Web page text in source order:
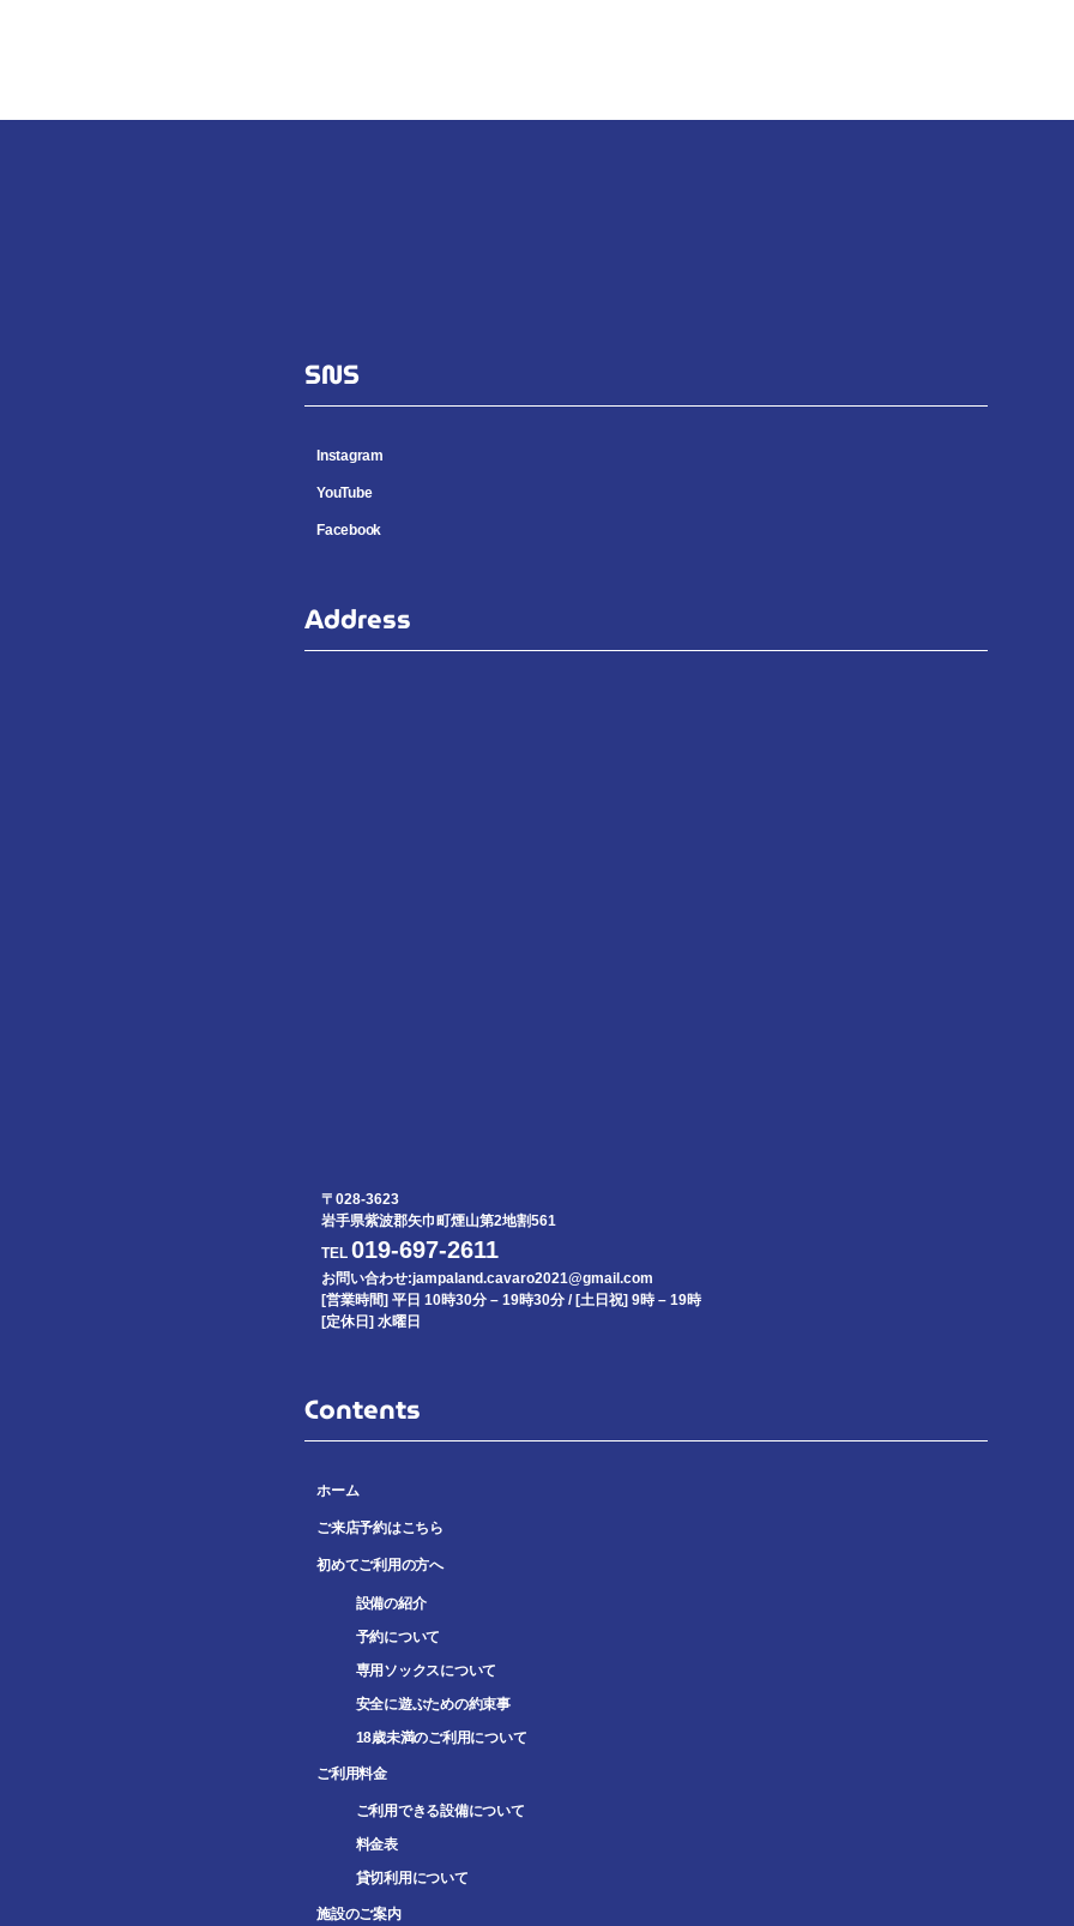
SNS
Instagram
YouTube
Facebook
Address
〒028-3623
岩手県紫波郡矢巾町煙山第2地割561
TEL 019-697-2611
お問い合わせ:jampaland.cavaro2021@gmail.com
[営業時間] 平日 10時30分 – 19時30分 / [土日祝] 9時 – 19時
[定休日] 水曜日
Contents
ホーム
ご来店予約はこちら
初めてご利用の方へ
設備の紹介
予約について
専用ソックスについて
安全に遊ぶための約束事
18歳未満のご利用について
ご利用料金
ご利用できる設備について
料金表
貸切利用について
施設のご案内